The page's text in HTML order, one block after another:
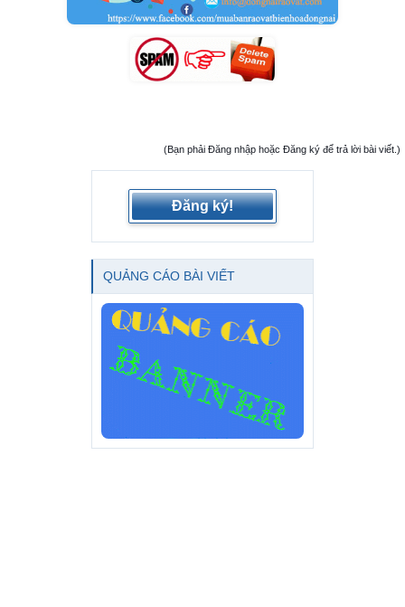
(Bạn phải Đăng nhập hoặc Đăng ký để trả lời bài viết.)
Đăng ký!
QUẢNG CÁO BÀI VIẾT